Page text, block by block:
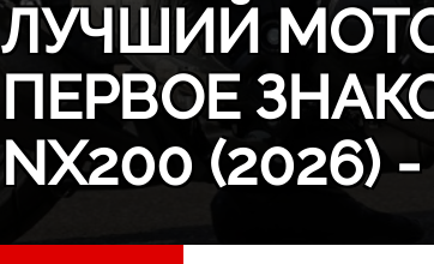
ЛУЧШИЙ
ПЕРВОЕ
NX200